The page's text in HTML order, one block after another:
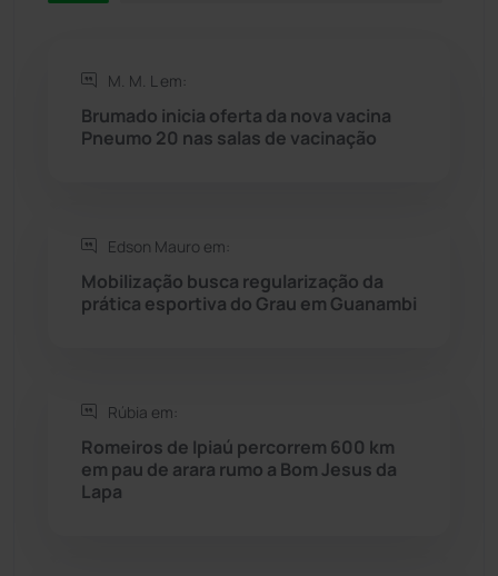
Rio do Antônio
Rio do Pires
Seabra
Sudoeste Baiano (1530)
M. M. L em:
Brumado inicia oferta da nova vacina
Pneumo 20 nas salas de vacinação
Edson Mauro em:
Mobilização busca regularização da
prática esportiva do Grau em Guanambi
Rúbia em:
Romeiros de Ipiaú percorrem 600 km
em pau de arara rumo a Bom Jesus da
Lapa